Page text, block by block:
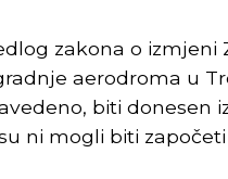
zakona o izmjeni
aerodroma u
biti donesen
ni mogli biti